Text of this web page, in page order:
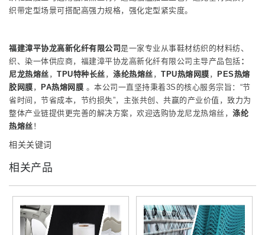
织带定型场景可搭配高强力规格，强化定型紧实度。
福建漳平协龙高新化纤有限公司是一家专业从事鞋材纺织的材料纺、
织、染一体供应商，福建漳平协龙高新化纤有限公司主导产品包括 ：
尼龙热熔丝 ， T PU特种长丝 ， 涤纶热熔丝 ， TPU热熔网膜 ，
PES热熔
胶网膜 ， PA热熔网膜 。本公司一直坚持秉着3S的核心服务宗旨：“节
省时间，节省成本，节约损失”，主张共创、共赢的产业价值，致力为
整体产业链提供更完善的解决方案，欢迎选购协龙尼龙热熔丝， 涤纶
热熔丝 ！
相关关键词
相关产品